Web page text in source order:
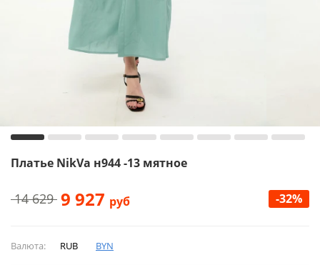
Платье NikVa н944 -13 мятное
14 629 9 927 руб -32%
Валюта: RUB BYN